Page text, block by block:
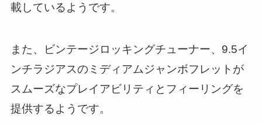
載しているようです。
また、ビンテージロッキングチューナー、9.5イ
ンチラジアスのミディアムジャンボフレットが
スムーズなプレイアビリティとフィーリングを
提供するようです。